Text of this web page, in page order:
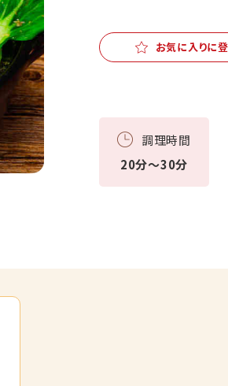
お気に入りに
調理時間
20分～30分